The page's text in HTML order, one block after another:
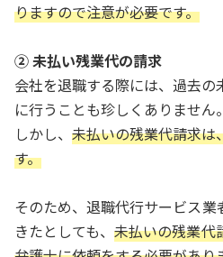
りますので注意が必要です。
② 未払い残業代の請求
会社を退職する際には、過去
に行うことも珍しくありません。
しかし、 未払いの残業代請求は
す。
そのため、退職代行サービス
きたとしても、未払いの残業代